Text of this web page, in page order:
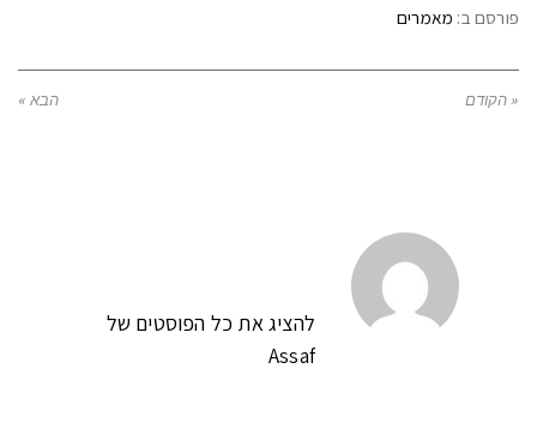
פורסם ב: מאמרים
« הקודם הבא »
להציג את כל הפוסטים של
Assaf